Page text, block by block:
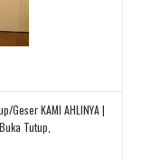
geser KAMI AHLINYA |
Tutup,